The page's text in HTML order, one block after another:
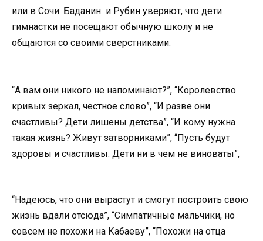
или в Сочи. Баданин и Рубин уверяют, что дети
гимнастки не посещают обычную школу и не
общаются со своими сверстниками.
“А вам они никого не напоминают?”, “Королевство
кривых зеркал, честное слово”, “И разве они
счастливы? Дети лишены детства”, “И кому нужна
такая жизнь? Живут затворниками”, “Пусть будут
здоровы и счастливы. Дети ни в чем не виноваты”,
“Надеюсь, что они вырастут и смогут построить свою
жизнь вдали отсюда”, “Симпатичные мальчики, но
совсем не похожи на Кабаеву”, “Похожи на отца